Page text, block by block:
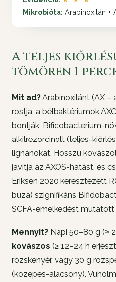
Mikrobióta: Arabinoxilán +
A teljes
tömören 1
Mit ad?Arabinoxilánt (AX –
rostja, a bélbaktériumok
bontják, Bifidobacterium-
alkilrezorcinolt (teljes-
lignánokat. Hosszú
javítja az AXOS-hatást, és
Eriksen 2020 keresztezett
búza) szignifikáns
SCFA-emelkedést mutatott
Mennyit? Napi 50–80 g (≈
kovászos (≥ 12–24 h
rozskenyér, vagy 30 g
(közepes-alacsony).